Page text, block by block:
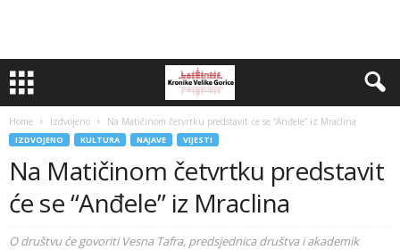
Home Izdvojeno Na Matičinom četvrtku predstavit će se “Anđele” iz Mraclina
IZDVOJENO KULTURA NAJAVE VIJESTI
Na Matičinom četvrtku predstavit
će se “Anđele” iz Mraclina
O društvu će govoriti Vesna Tafra, predsjednica društva i akademik